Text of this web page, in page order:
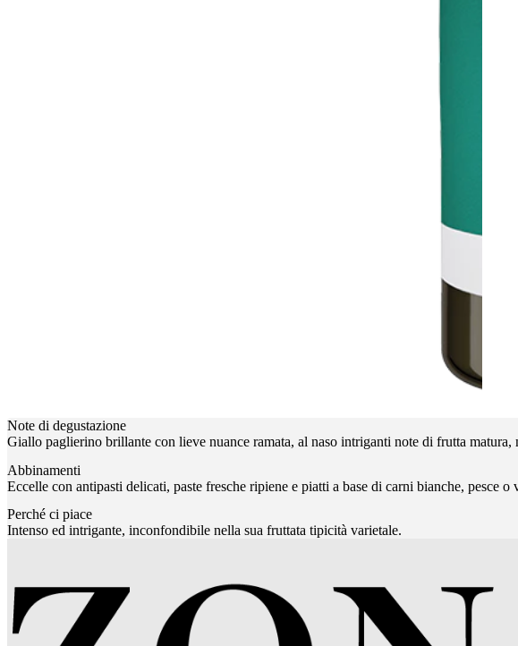
Note di degustazione
Giallo paglierino brillante con lieve nuance ramata, al naso intriganti note di frutta
Abbinamenti
Eccelle con antipasti delicati, paste fresche ripiene e piatti a base di carni bianche, pesce o
Perché ci piace
Intenso ed intrigante, inconfondibile nella sua fruttata tipicità varietale.